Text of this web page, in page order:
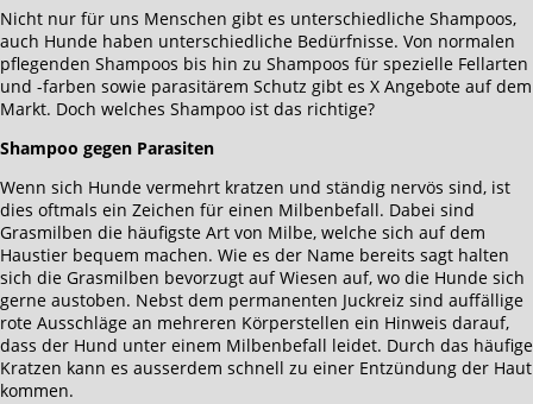
Nicht nur für uns Menschen gibt es unterschiedliche Shampoos,
auch Hunde haben unterschiedliche Bedürfnisse. Von normalen
pflegenden Shampoos bis hin zu Shampoos für spezielle Fellarten
und -farben sowie parasitärem Schutz gibt es X Angebote auf dem
Markt. Doch welches Shampoo ist das richtige?
Shampoo gegen Parasiten
Wenn sich Hunde vermehrt kratzen und ständig nervös sind, ist
dies oftmals ein Zeichen für einen Milbenbefall. Dabei sind
Grasmilben die häufigste Art von Milbe, welche sich auf dem
Haustier bequem machen. Wie es der Name bereits sagt halten
sich die Grasmilben bevorzugt auf Wiesen auf, wo die Hunde sich
gerne austoben. Nebst dem permanenten Juckreiz sind auffällige
rote Ausschläge an mehreren Körperstellen ein Hinweis darauf,
dass der Hund unter einem Milbenbefall leidet. Durch das häufige
Kratzen kann es ausserdem schnell zu einer Entzündung der Haut
kommen.